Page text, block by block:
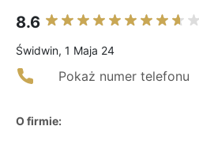
8.6
Świdwin, 1 Maja 24
Pokaż numer telefonu
O firmie: